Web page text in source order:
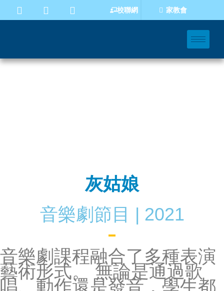
校聯網 家教會
灰姑娘
音樂劇節目 | 2021
音樂劇課程融合了多種表演
藝術形式。 無論是通過歌
唱、動作還是發音，學生都